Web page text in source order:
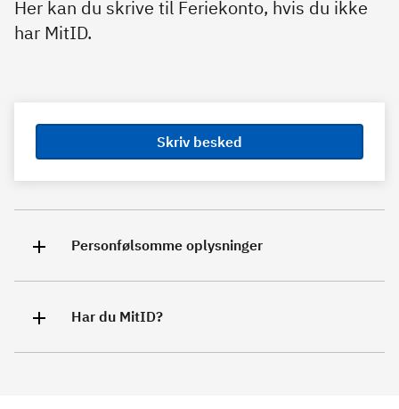
Her kan du skrive til Feriekonto, hvis du ikke
har MitID.
Skriv besked
Personfølsomme oplysninger
Har du MitID?